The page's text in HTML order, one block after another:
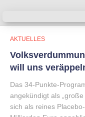
AKTUELLES
will uns
Das 34-Punkte-
angekündigt als
sich als reines